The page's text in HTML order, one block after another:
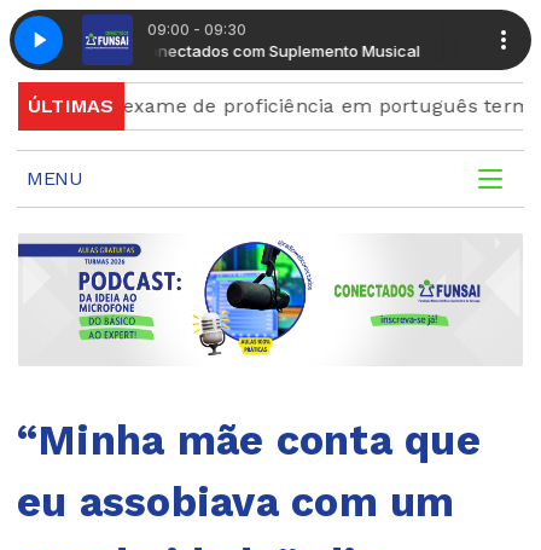
09:00 - 09:30
Radio Conectados com Suplemento Musical Radio
ÚLTIMAS
para exame de proficiência em português terminam
MENU
“Minha mãe conta que
eu assobiava com um